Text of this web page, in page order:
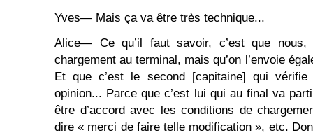
Yves― Mais ça va être très technique...
Alice― Ce qu’il faut savoir, c’est que
chargement au terminal, mais qu’on l’envoie
Et que c’est le second [capitaine] qui
opinion... Parce que c’est lui qui au final va
être d’accord avec les conditions de
dire « merci de faire telle modification », etc.